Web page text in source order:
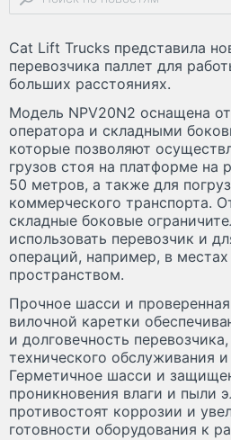
Cat Lift Trucks представила
перевозчика паллет для
больших расстояниях.
Модель NPV20N2 оснащена
оператора и складными
которые позволяют
грузов стоя на платформе на
50 метров, а также для
коммерческого транспорта.
складные боковые
использовать перевозчик и
операций, например, в
пространством.
Прочное шасси и
вилочной каретки
и долговечность
технического обслуживания
Герметичное шасси и
проникновения влаги и пыли
противостоят коррозии и
готовности оборудования к